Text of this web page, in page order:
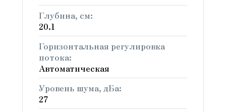
Глубина, см:
20.1
Горизонтальная регулировка
потока:
Автоматическая
Уровень шума, дБа:
27